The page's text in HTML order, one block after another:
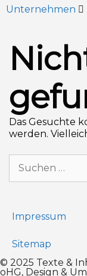
Unternehmen
Das Gesuchte
werden.
Impressum
Sitemap
© 2025 Texte &
oHG, Design &